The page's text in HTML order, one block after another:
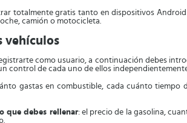
totalmente gratis tanto en dispositivos Android
camión o motocicleta.
vehículos
como usuario, a continuación debes
control de cada uno de ellos
gastas en combustible, cada cuánto tiempo
que debes rellenar: el precio de la gasolina,